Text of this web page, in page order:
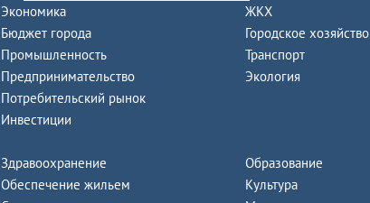
Экономика
Бюджет города
Промышленность
Предпринимательство
Потребительский рынок
Инвестиции
ЖКХ
Городское хозяйство
Транспорт
Экология
Здравоохранение
Обеспечение жильем
Образование
Культура